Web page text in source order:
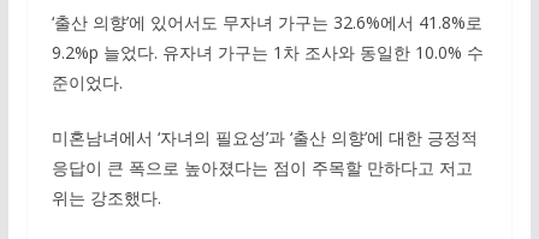
‘출산 의향’에 있어서도 무자녀 가구는 32.6%에서 41.8%로
9.2%p 늘었다. 유자녀 가구는 1차 조사와 동일한 10.0% 수
준이었다.
미혼남녀에서 ‘자녀의 필요성’과 ‘출산 의향’에 대한 긍정적
응답이 큰 폭으로 높아졌다는 점이 주목할 만하다고 저고
위는 강조했다.